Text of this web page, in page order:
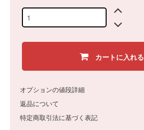
カートに入れる
オプションの値段詳細
返品について
特定商取引法に基づく表記